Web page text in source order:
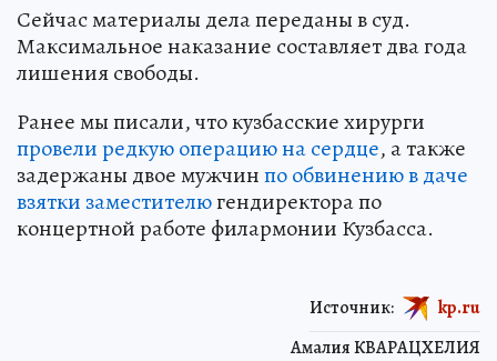
Сейчас материалы дела переданы в суд.
Максимальное наказание составляет два года
лишения свободы.
Ранее мы писали, что кузбасские хирурги
провели редкую операцию на сердце, а также
задержаны двое мужчинпо обвинению в даче
взятки заместителюгендиректора по
концертной работе филармонии Кузбасса.
Амалия КВАРАЦХЕЛИЯ
Источник: kp.ru